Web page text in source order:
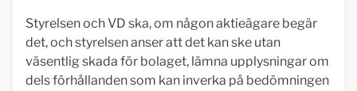
Styrelsen och VD ska, om någon aktieägare begär
det, och styrelsen anser att det kan ske utan
väsentlig skada för bolaget, lämna upplysningar om
dels förhållanden som kan inverka på bedömningen